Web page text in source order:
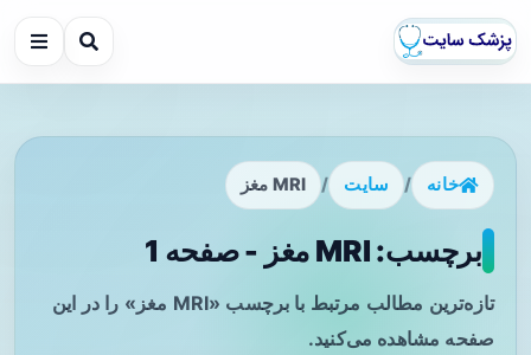
خانه / سایت / MRI مغز
برچسب: MRI مغز - صفحه 1
تازه‌ترین مطالب مرتبط با برچسب «MRI مغز» را در این
صفحه مشاهده می‌کنید.